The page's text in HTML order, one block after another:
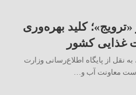
کلید بهره‌وری
غذایی کشور
نقل از پایگاه اطلاع‌رسانی وزارت
معاونت آب و…